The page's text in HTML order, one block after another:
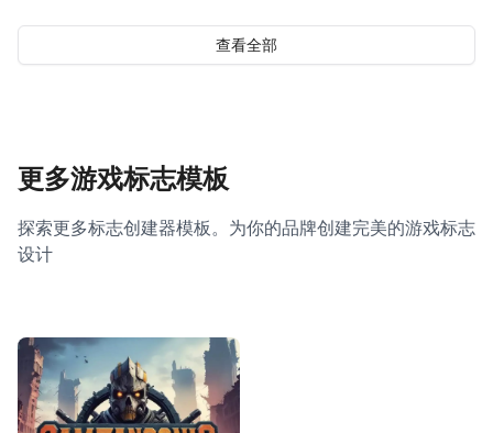
查看全部
更多游戏标志模板
探索更多标志创建器模板。为你的品牌创建完美的游戏标志
设计